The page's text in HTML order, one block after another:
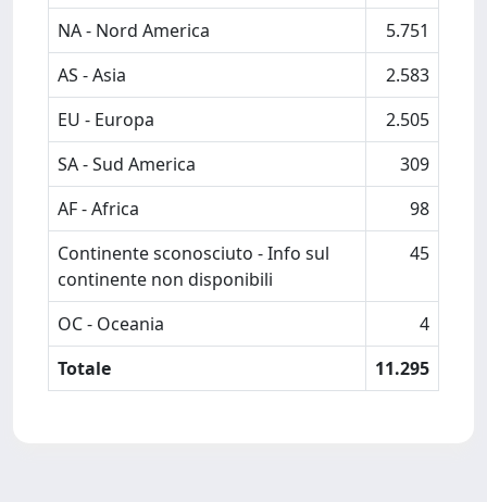
NA - Nord America
5.751
AS - Asia
2.583
EU - Europa
2.505
SA - Sud America
309
AF - Africa
98
Continente sconosciuto - Info sul
continente non disponibili
45
OC - Oceania
4
Totale
11.295